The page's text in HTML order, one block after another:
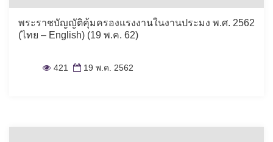
พระราชบัญญัติคุ้มครองแรงงานในงานประมง พ.ศ. 2562
(ไทย – English) (19 พ.ค. 62)
421 19 พ.ค. 2562